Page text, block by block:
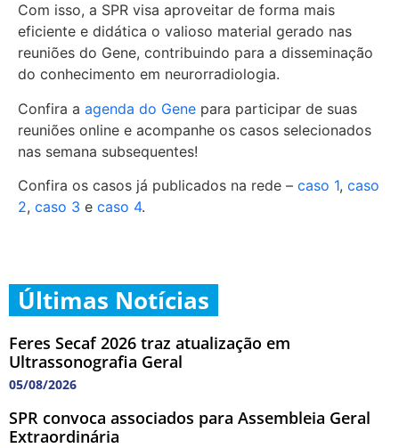
Com isso, a SPR visa aproveitar de forma mais
eficiente e didática o valioso material gerado nas
reuniões do Gene, contribuindo para a disseminação
do conhecimento em neurorradiologia.
Confira a agenda do Gene para participar de suas
reuniões online e acompanhe os casos selecionados
nas semana subsequentes!
Confira os casos já publicados na rede – caso 1, caso
2, caso 3 e caso 4.
Últimas Notícias
Feres Secaf 2026 traz atualização em
Ultrassonografia Geral
05/08/2026
SPR convoca associados para Assembleia Geral
Extraordinária